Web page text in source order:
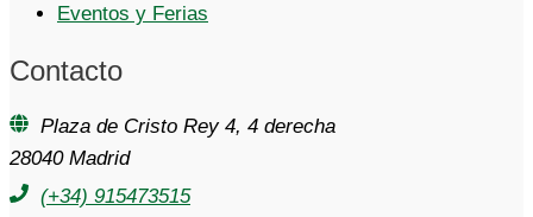
Eventos y Ferias
Contacto
Plaza de Cristo Rey 4, 4 derecha
28040 Madrid
(+34) 915473515